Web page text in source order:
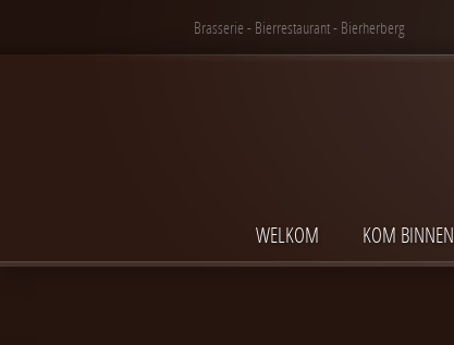
Brasserie - Bierrestaurant - Bierherberg
WELKOM KOM BINNEN